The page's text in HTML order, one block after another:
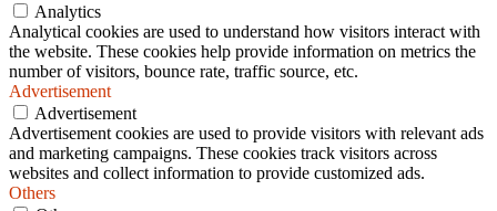
Analytics
Analytical cookies are used to understand how visitors interact with
the website. These cookies help provide information on metrics the
number of visitors, bounce rate, traffic source, etc.
Advertisement
Advertisement
Advertisement cookies are used to provide visitors with relevant ads
and marketing campaigns. These cookies track visitors across
websites and collect information to provide customized ads.
Others